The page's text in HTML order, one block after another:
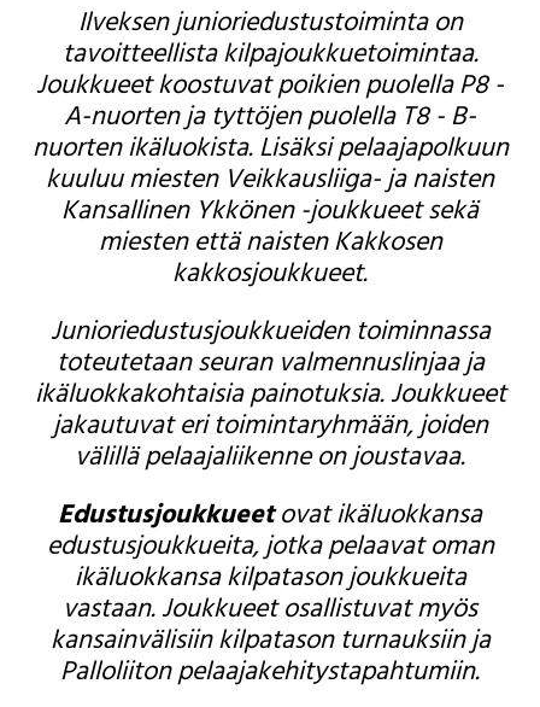
Ilveksen junioriedustustoiminta on
tavoitteellista kilpajoukkuetoimintaa.
Joukkueet koostuvat poikien puolella P8 -
A-nuorten ja tyttöjen puolella T8 - B-
nuorten ikäluokista. Lisäksi pelaajapolkuun
kuuluu miesten Veikkausliiga- ja naisten
Kansallinen Ykkönen -joukkueet sekä
miesten että naisten Kakkosen
kakkosjoukkueet.
Junioriedustusjoukkueiden toiminnassa
toteutetaan seuran valmennuslinjaa ja
ikäluokkakohtaisia painotuksia. Joukkueet
jakautuvat eri toimintaryhmään, joiden
välillä pelaajaliikenne on joustavaa.
Edustusjoukkueet ovat ikäluokkansa
edustusjoukkueita, jotka pelaavat oman
ikäluokkansa kilpatason joukkueita
vastaan. Joukkueet osallistuvat myös
kansainvälisiin kilpatason turnauksiin ja
Palloliiton pelaajakehitystapahtumiin.